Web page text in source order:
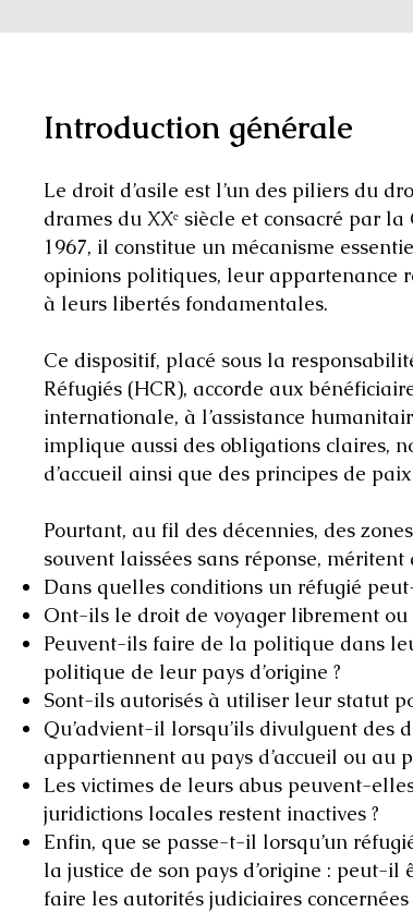
Introduction générale
Le droit d’asile est l’un des piliers du
drames du XXᵉ siècle et consacré par
1967, il constitue un mécanisme
opinions politiques, leur appartenance
à leurs libertés fondamentales.
Ce dispositif, placé sous la
Réfugiés (HCR), accorde aux
internationale, à l’assistance
implique aussi des obligations claires,
d’accueil ainsi que des principes de
Pourtant, au fil des décennies, des
souvent laissées sans réponse, méritent
Dans quelles conditions un réfugié
Ont-ils le droit de voyager librement ou
Peuvent-ils faire de la politique dans
politique de leur pays d’origine ?
Sont-ils autorisés à utiliser leur statut
Qu’advient-il lorsqu’ils divulguent des
appartiennent au pays d’accueil ou au
Les victimes de leurs abus peuvent-
juridictions locales restent inactives ?
Enfin, que se passe-t-il lorsqu’un
la justice de son pays d’origine : peut-
faire les autorités judiciaires concernées